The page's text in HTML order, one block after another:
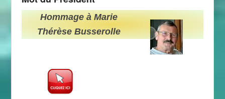
Hommage à Marie
Thérèse Busserolle